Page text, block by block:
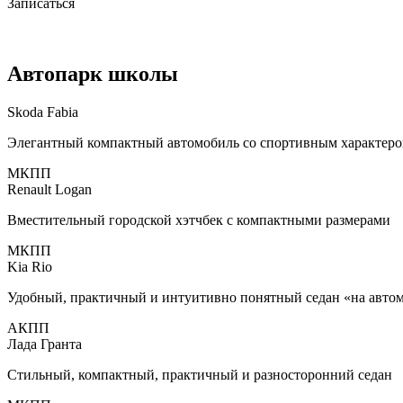
Записаться
Автопарк школы
Skoda Fabia
Элегантный компактный автомобиль со спортив­ным
МКПП
Renault Logan
Вместительный городской хэтчбек с компактными размерами
МКПП
Kia Rio
Удобный, практичный и интуитивно понятный седан «на
АКПП
Лада Гранта
Стильный, компактный, практичный и разно­сторонний седан